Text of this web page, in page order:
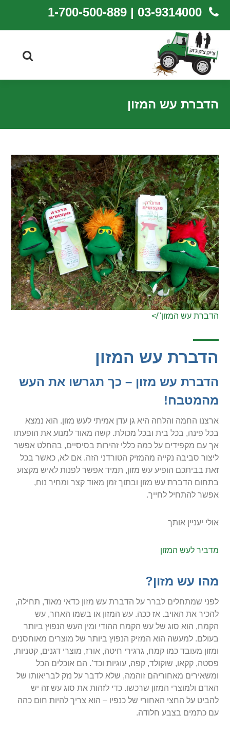
03-9314000 | 1-700-500-889
הדברת עש המזון
הדברת עש המזון"/>
הדברת עש המזון
הדברת עש מזון – כך תגרשו את העש
מהמטבח!
ארצנו החמה והלחה היא גן עדן אמיתי לעש מזון. הוא נמצא
בכל פינה, בכל בית ובכל מכולת. קשה מאוד למנוע את הופעתו
אך עם מקפידים על כמה כללי זהירות בסיסיים, בהחלט אפשר
ליצור סביבה נקייה מהמזיק הטורדני הזה. אם לא, כאשר בכל
זאת בביתכם הופיע עש מזון, תמיד אפשר לפנות לאיש מקצוע
בתחום הדברת עש מזון ובתוך זמן מאוד קצר ומחיר נוח,
אפשר להתחיל לחייך.
אולי יעניין אותך
מדביר לעש המזון
מהו עש מזון?
לפני שמתחלים לברר על הדברת עש מזון כדאי מאוד, תחילה,
להכיר את האויב. אז ככה. עש המזון או בשמו האחר, עש
הקמח, הוא סוג של עש הקמח ההודי ומין העש הנפוץ ביותר
בעולם. למעשה הוא המזיק הנפוץ ביותר של מוצרים מאוחסנים
ומזון מעובד כמו קמח, גרגירי חיטה, אורז, מוצרי דגנים, קטניות,
פסטה, קקאו, שוקולד, קפה, עוגיות וכד’. הם אוכלים הכל
ומשאירים מאחוריהם זוהמה, שלא לדבר על נזק לבריאותו של
האדם ולמוצרי המזון שרכשו. כדי לזהות את סוג עש זה יש
להביט על החצי האחורי של כנפיו – הוא צריך להיות חום כהה
עם כתמים בצבע חלודה.